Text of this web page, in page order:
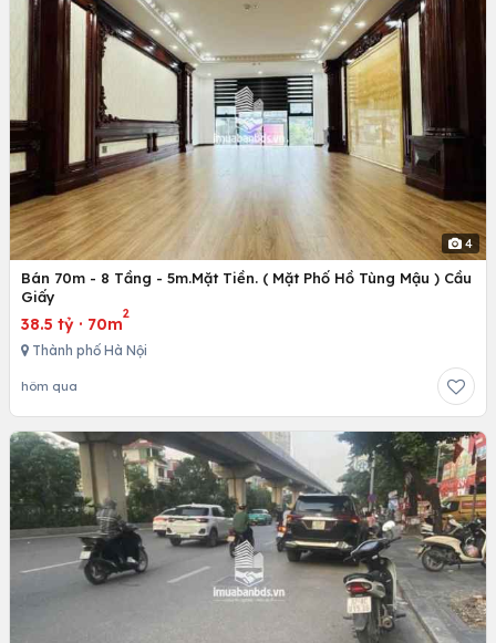
4
Bán 70m - 8 Tầng - 5m.Mặt Tiền. ( Mặt Phố Hồ Tùng Mậu ) Cầu
Giấy
38.5 tỷ · 70m
2
Thành phố Hà Nội
hôm qua